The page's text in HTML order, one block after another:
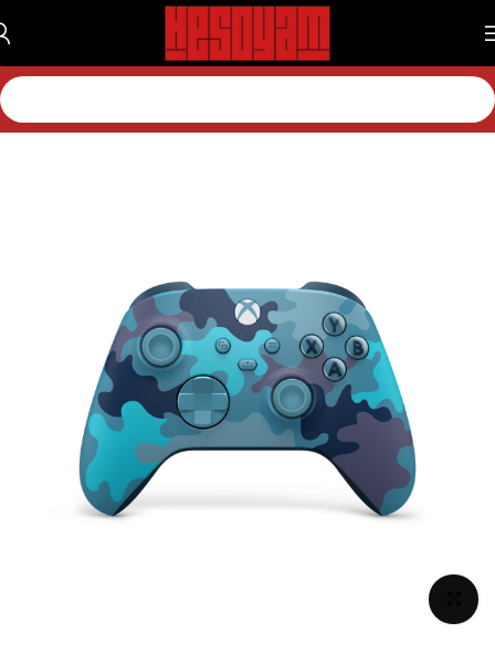
خانه لوازم جانبی لوازم جانبی اکس باکس دسته اکس باکس
برای بزرگنمایی کلیک کنید